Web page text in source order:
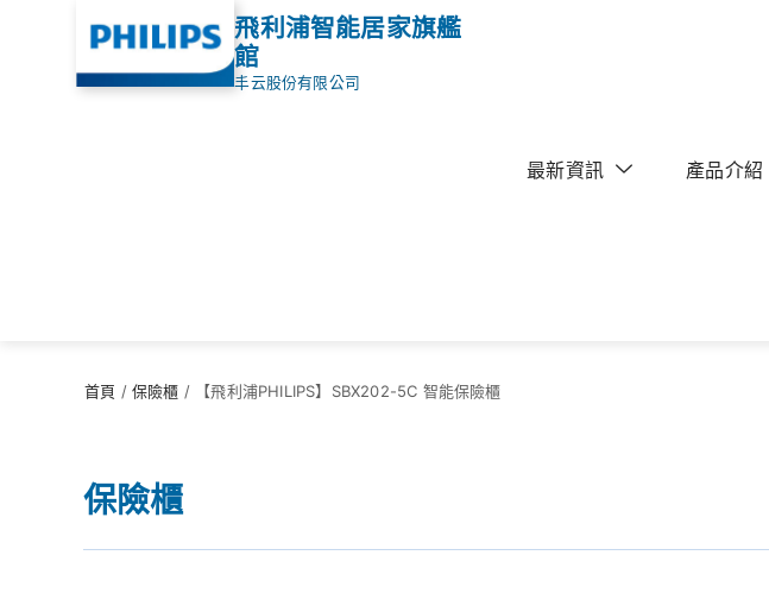
飛利浦智能居家旗艦
館
丰云股份有限公司
最新資訊 產品介紹
首頁 /保險櫃 / 【飛利浦PHILIPS】SBX202-5C 智能保險櫃
保險櫃